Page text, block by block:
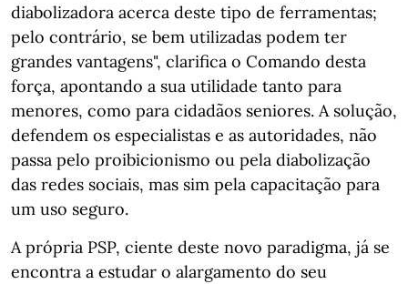
diabolizadora acerca deste tipo de ferramentas;
pelo contrário, se bem utilizadas podem ter
grandes vantagens", clarifica o Comando desta
força, apontando a sua utilidade tanto para
menores, como para cidadãos seniores. A solução,
defendem os especialistas e as autoridades, não
passa pelo proibicionismo ou pela diabolização
das redes sociais, mas sim pela capacitação para
um uso seguro.
A própria PSP, ciente deste novo paradigma, já se
encontra a estudar o alargamento do seu